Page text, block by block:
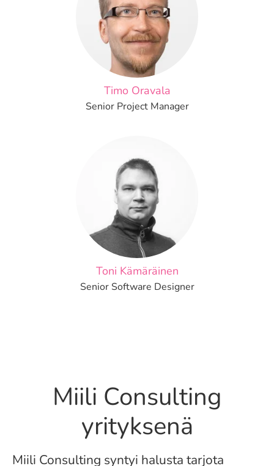
Timo Oravala
Senior Project Manager
Toni Kämäräinen
Senior Software Designer
Miili Consulting
yrityksenä
Miili Consulting syntyi halusta tarjota